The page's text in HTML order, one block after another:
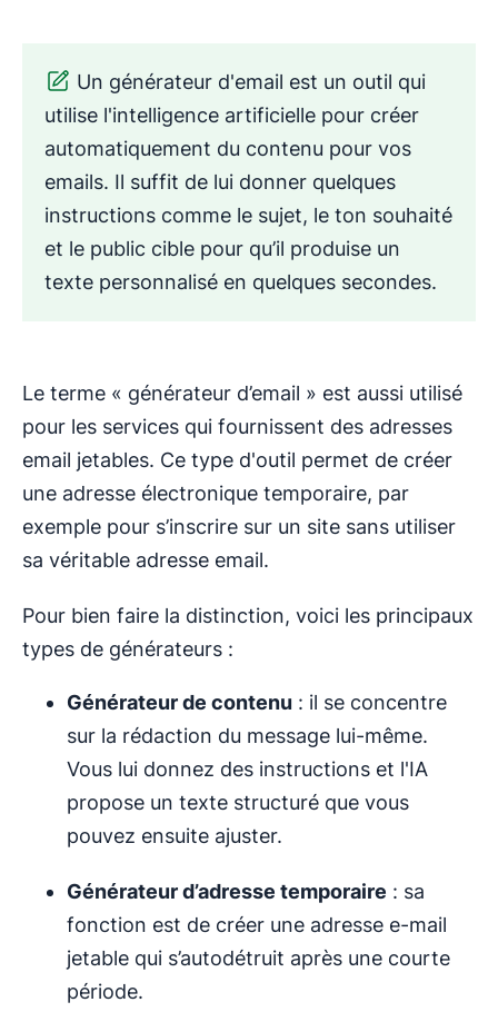
Un générateur d'email est un outil qui
utilise l'intelligence artificielle pour créer
automatiquement du contenu pour vos
emails. Il suffit de lui donner quelques
instructions comme le sujet, le ton souhaité
et le public cible pour qu’il produise un
texte personnalisé en quelques secondes.
Le terme « générateur d’email » est aussi utilisé
pour les services qui fournissent des adresses
email jetables. Ce type d'outil permet de créer
une adresse électronique temporaire, par
exemple pour s’inscrire sur un site sans utiliser
sa véritable adresse email.
Pour bien faire la distinction, voici les principaux
types de générateurs :
Générateur de contenu : il se concentre
sur la rédaction du message lui-même.
Vous lui donnez des instructions et l'IA
propose un texte structuré que vous
pouvez ensuite ajuster.
Générateur d’adresse temporaire : sa
fonction est de créer une adresse e-mail
jetable qui s’autodétruit après une courte
période.